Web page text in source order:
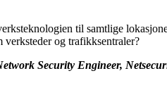
til samtlige
verksteder og trafikksentraler?
Security Engineer,